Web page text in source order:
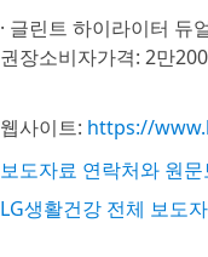
· 글린트 하이라이터
권장소비자가격: 2만
웹사이트: https://
보도자료 연락처와 원
LG생활건강 전체 보도